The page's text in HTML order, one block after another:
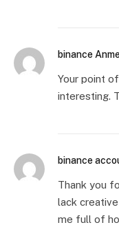
binance
Your point
interesting.
binance
Thank you
lack
me full of